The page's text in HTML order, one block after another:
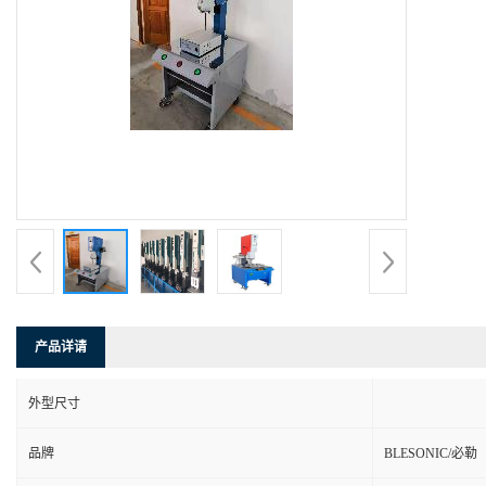
产品详请
外型尺寸
品牌 BLESONIC/必勒